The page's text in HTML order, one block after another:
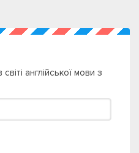
англійської мови з